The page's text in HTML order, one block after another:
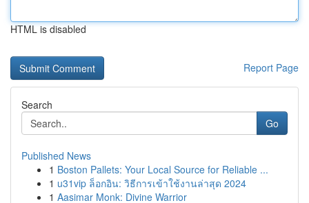
HTML is disabled
Report Page
Search
Go
Published News
1 Boston Pallets: Your Local Source for Reliable ...
1 u31vip ล็อกอิน: วิธีการเข้าใช้งานล่าสุด 2024
1 Aasimar Monk: Divine Warrior